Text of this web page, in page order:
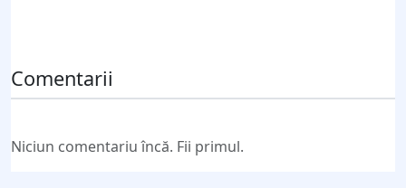
Comentarii
Niciun comentariu încă. Fii primul.